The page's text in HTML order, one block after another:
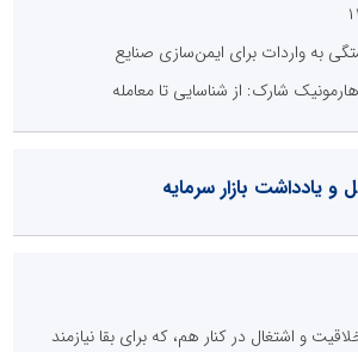
به واردات برای ایمن‌سازی صنایع
شارک: از شناسایی تا معامله
و یادداشت بازار سرمایه
و اشتغال در کنار هم، که برای بقا نیازمند